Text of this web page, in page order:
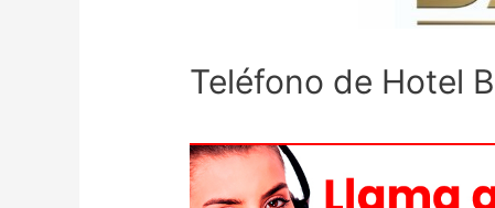
Teléfono de Hotel